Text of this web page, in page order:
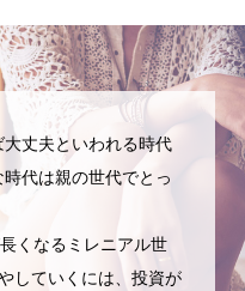
丈夫といわれる時代
代は親の世代でとっ
くなるミレニアル世
していくには、投資が